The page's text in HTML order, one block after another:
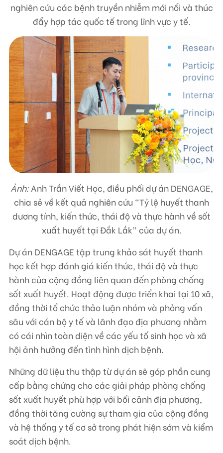
nghiên cứu các bệnh truyền nhiễm mới nổi và thúc
đẩy hợp tác quốc tế trong lĩnh vực y tế.
Ảnh: Anh Trần Viết Học, điều phối dự án DENGAGE,
chia sẻ về kết quả nghiên cứu “Tỷ lệ huyết thanh
dương tính, kiến thức, thái độ và thực hành về sốt
xuất huyết tại Đắk Lắk” của dự án.
Dự án DENGAGE tập trung khảo sát huyết thanh
học kết hợp đánh giá kiến thức, thái độ và thực
hành của cộng đồng liên quan đến phòng chống
sốt xuất huyết. Hoạt động được triển khai tại 10 xã,
đồng thời tổ chức thảo luận nhóm và phỏng vấn
sâu với cán bộ y tế và lãnh đạo địa phương nhằm
có cái nhìn toàn diện về các yếu tố sinh học và xã
hội ảnh hưởng đến tình hình dịch bệnh.
Những dữ liệu thu thập từ dự án sẽ góp phần cung
cấp bằng chứng cho các giải pháp phòng chống
sốt xuất huyết phù hợp với bối cảnh địa phương,
đồng thời tăng cường sự tham gia của cộng đồng
và hệ thống y tế cơ sở trong phát hiện sớm và kiểm
soát dịch bệnh.